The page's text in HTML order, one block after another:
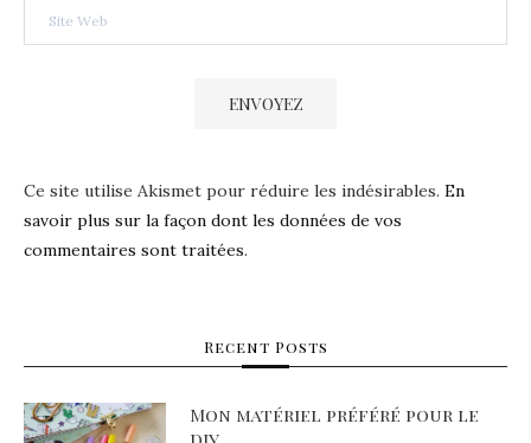
Ce site utilise Akismet pour réduire les indésirables. En
savoir plus sur la façon dont les données de vos
commentaires sont traitées.
Recent Posts
Mon matériel préféré pour le